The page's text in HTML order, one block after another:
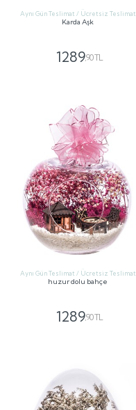
Aynı Gün Teslimat / Ücretsiz Teslimat
Karda Aşk
1289,90 TL
Aynı Gün Teslimat / Ücretsiz Teslimat
huzur dolu bahçe
1289,90 TL